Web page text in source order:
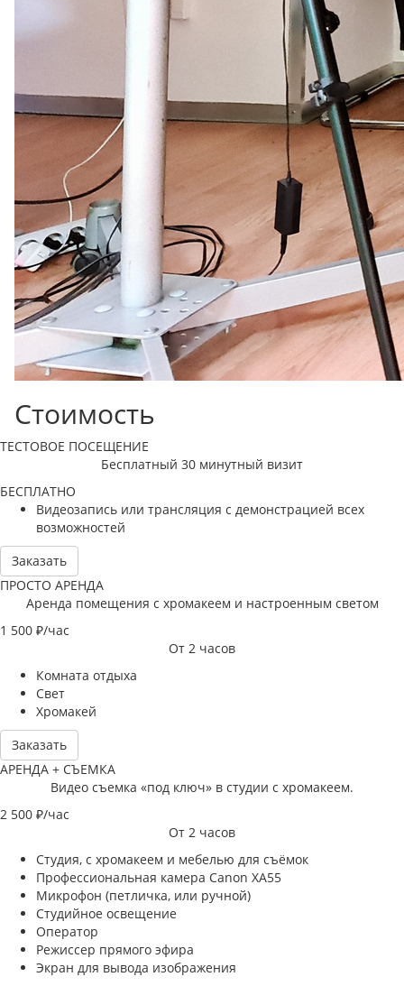
Стоимость
ТЕСТОВОЕ ПОСЕЩЕНИЕ
Бесплатный 30 минутный визит
БЕСПЛАТНО
Видеозапись или трансляция с демонстрацией всех
возможностей
Заказать
ПРОСТО АРЕНДА
Аренда помещения с хромакеем и настроенным светом
1 500 ₽/час
От 2 часов
Комната отдыха
Свет
Хромакей
Заказать
АРЕНДА + СЪЕМКА
Видео съемка «под ключ» в студии с хромакеем.
2 500 ₽/час
От 2 часов
Студия, с хромакеем и мебелью для съёмок
Профессиональная камера Canon XA55
Микрофон (петличка, или ручной)
Студийное освещение
Оператор
Режиссер прямого эфира
Экран для вывода изображения